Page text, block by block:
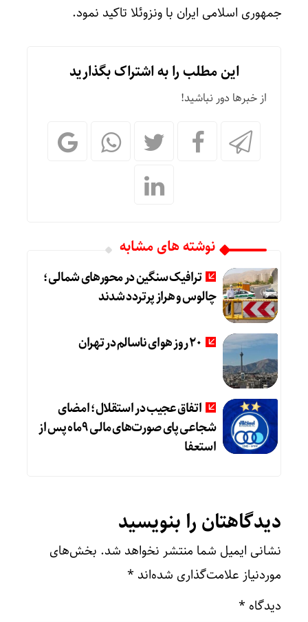
جمهوری اسلامی ایران با ونزوئلا تاکید نمود.
این مطلب را به اشتراک بگذارید
از خبرها دور نباشید!
نوشته های مشابه
ترافیک سنگین در محورهای شمالی؛
چالوس و هراز پرتردد شدند
20 روز هوای ناسالم در تهران
اتفاق عجیب در استقلال؛ امضای
شجاعی پای صورت‌های مالی ٩ماه پس از
استعفا
دیدگاهتان را بنویسید
نشانی ایمیل شما منتشر نخواهد شد. بخش‌های
موردنیاز علامت‌گذاری شده‌اند *
دیدگاه *